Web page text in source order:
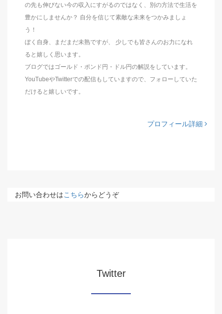
の先も伸びない今の収入にすがるのではなく、別の方法で生活を
豊かにしませんか？ 自分を信じて素敵な未来をつかみましょ
う！
ぼく自身、まだまだ未熟ですが、 少しでも皆さんのお力になれ
ると嬉しく思います。
ブログではゴールド・ポンド円・ドル円の解説をしています。
YouTubeやTwitterでの配信もしていますので、フォローしていた
だけると嬉しいです。
プロフィール詳細
お問い合わせはこちらからどうぞ
Twitter